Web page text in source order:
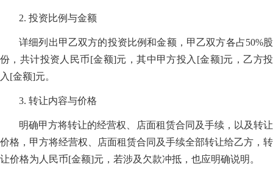
2. 投资比例与金额
详细列出甲乙双方的投资比例和金额，甲乙双方各占50%股
份，共计投资人民币[金额]元，其中甲方投入[金额]元，乙方投
入[金额]元。
3. 转让内容与价格
明确甲方将转让的经营权、店面租赁合同及手续，以及转让
价格，甲方将经营权、店面租赁合同及手续全部转让给乙方，转
让价格为人民币[金额]元，若涉及欠款冲抵，也应明确说明。